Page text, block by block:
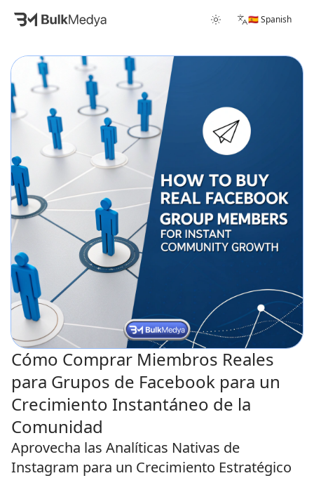
🇪🇸 Spanish
Cómo Comprar Miembros Reales
para Grupos de Facebook para un
Crecimiento Instantáneo de la
Comunidad
Aprovecha las Analíticas Nativas de
Instagram para un Crecimiento Estratégico